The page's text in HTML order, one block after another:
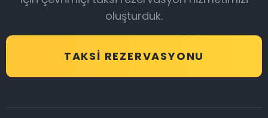
oluşturduk.
TAKSI REZERVASYONU